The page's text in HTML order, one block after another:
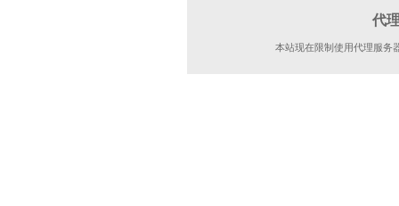
代
本站现在限制使用代理服务